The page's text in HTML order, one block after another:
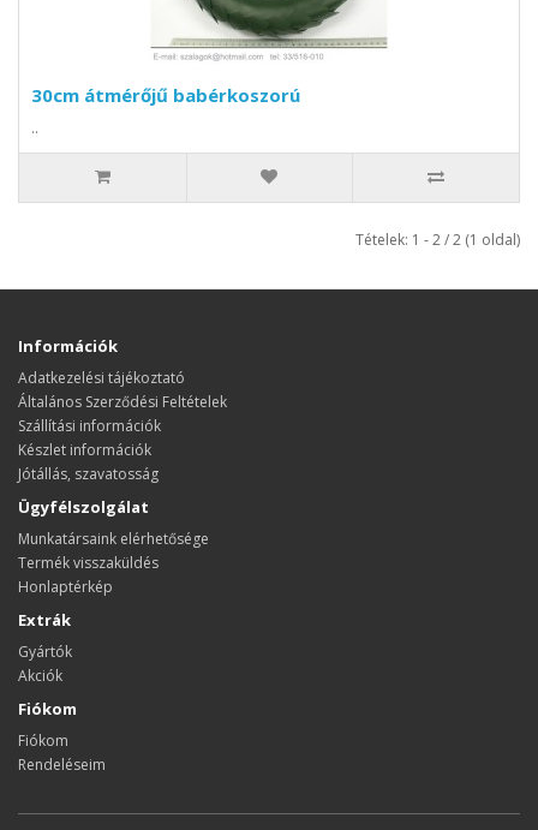
30cm átmérőjű babérkoszorú
..
Tételek: 1 - 2 / 2 (1 oldal)
Információk
Adatkezelési tájékoztató
Általános Szerződési Feltételek
Szállítási információk
Készlet információk
Jótállás, szavatosság
Ügyfélszolgálat
Munkatársaink elérhetősége
Termék visszaküldés
Honlaptérkép
Extrák
Gyártók
Akciók
Fiókom
Fiókom
Rendeléseim